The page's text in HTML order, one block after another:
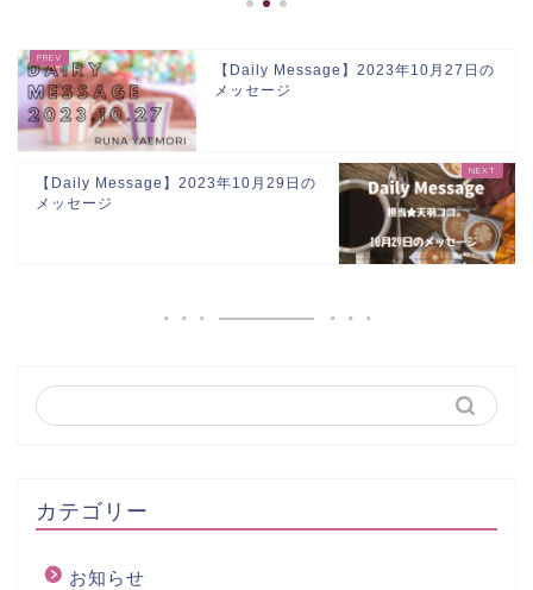
【Daily Message】2023年10月27日の
メッセージ
【Daily Message】2023年10月29日の
メッセージ
カテゴリー
お知らせ